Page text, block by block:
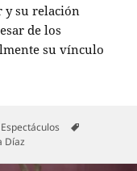
y su relación
de los
su vínculo
Categorías
Espectáculos
Díaz